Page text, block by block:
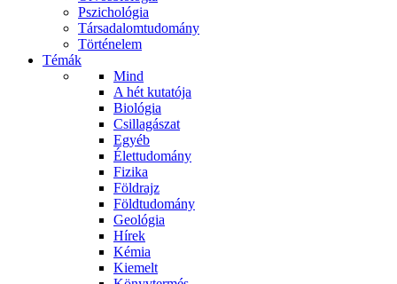
Pszichológia
Társadalomtudomány
Történelem
Témák
Mind
A hét kutatója
Biológia
Csillagászat
Egyéb
Élettudomány
Fizika
Földrajz
Földtudomány
Geológia
Hírek
Kémia
Kiemelt